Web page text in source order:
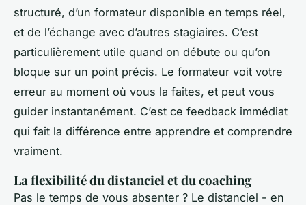
structuré, d’un formateur disponible en temps réel,
et de l’échange avec d’autres stagiaires. C’est
particulièrement utile quand on débute ou qu’on
bloque sur un point précis. Le formateur voit votre
erreur au moment où vous la faites, et peut vous
guider instantanément. C’est ce feedback immédiat
qui fait la différence entre apprendre et comprendre
vraiment.
La flexibilité du distanciel et du coaching
Pas le temps de vous absenter ? Le distanciel - en